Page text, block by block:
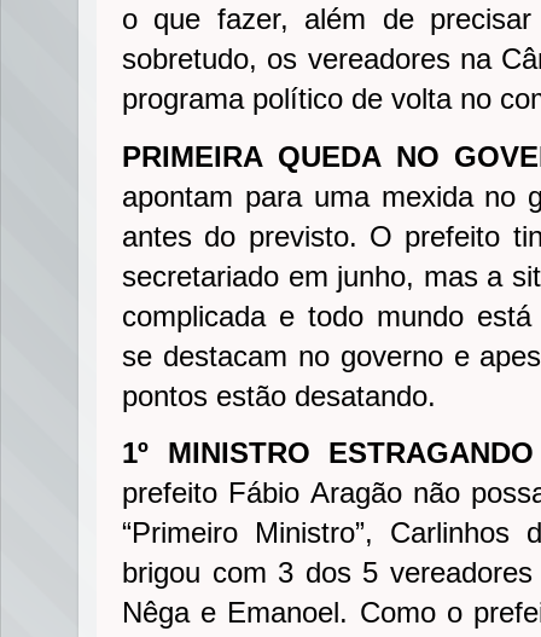
o que fazer, além de
sobretudo, os vereadores na
programa político de volta no
PRIMEIRA QUEDA NO
apontam para uma mexida no
antes do previsto. O prefeito
secretariado em junho, mas a
complicada e todo mundo
se destacam no governo e
pontos estão desatando.
1º MINISTRO
prefeito Fábio Aragão não
“Primeiro Ministro”,
brigou com 3 dos 5
Nêga e Emanoel. Como o